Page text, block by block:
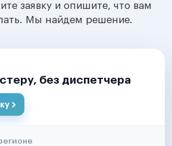
заявку и опишите, что вам
Мы найдем решение.
без диспетчера